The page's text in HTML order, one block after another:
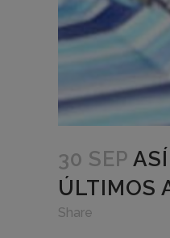
30 SEP
ÚLTIMOS
Share